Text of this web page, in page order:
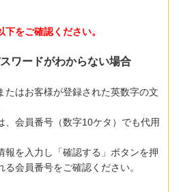
をご確認ください。
ワードがわからない場合
たはお客様が登録された英数字の文
、会員番号（数字10ケタ）でも代用
報を入力し「確認する」ボタンを押
会員番号をご確認ください。